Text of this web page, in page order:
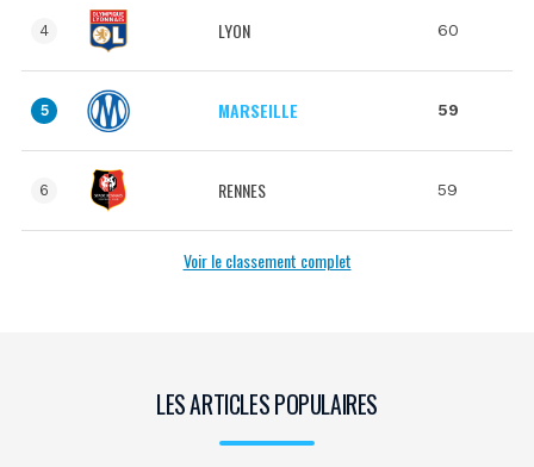
4 LYON 60
5 MARSEILLE 59
6 RENNES 59
Voir le classement complet
LES ARTICLES POPULAIRES